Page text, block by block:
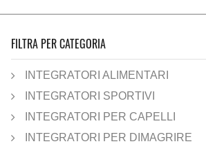
FILTRA PER CATEGORIA
INTEGRATORI ALIMENTARI
INTEGRATORI SPORTIVI
INTEGRATORI PER CAPELLI
INTEGRATORI PER DIMAGRIRE